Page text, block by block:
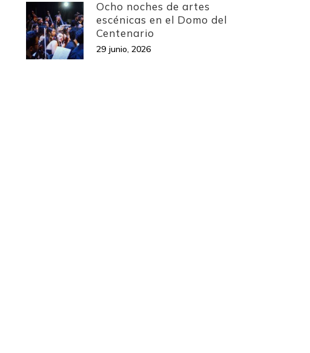
Ocho noches de artes
escénicas en el Domo del
Centenario
29 junio, 2026